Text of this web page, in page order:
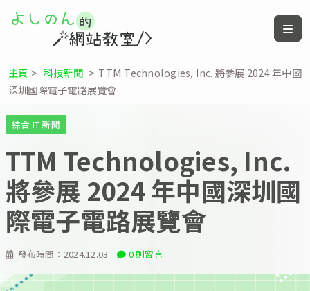
主頁 > 科技新聞 > TTM Technologies, Inc. 將參展 2024 年中國
深圳國際電子電路展覽會
發布時間： 2024.12.03 0 則留言
綜合 IT 新聞
TTM Technologies, Inc.
將參展 2024 年中國深圳國
際電子電路展覽會